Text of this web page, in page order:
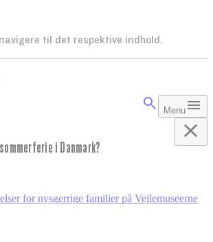
til det respektive indhold.
Menu
i Danmark?
for nysgerrige familier på Vejlemuseerne